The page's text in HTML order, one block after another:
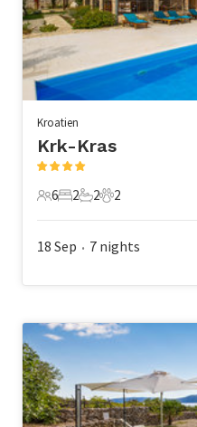
Kroatien
Krk-Kras
6 Gäste
6
2 Schlafzimmer
2
2 Badezimmer
2
2 Haustiere
2
18 Sep • 7 nights